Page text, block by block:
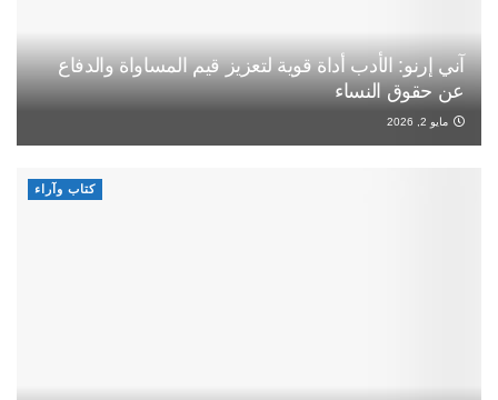
آني إرنو: الأدب أداة قوية لتعزيز قيم المساواة والدفاع
عن حقوق النساء
مايو 2, 2026
كتاب وآراء